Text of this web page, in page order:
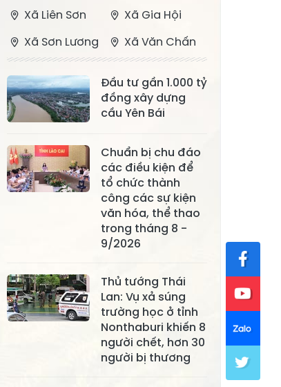
Xã Liên Sơn
Xã Gia Hội
Xã Sơn Lương
Xã Văn Chấn
Bằng La
Xã Chấn Thịnh
Xã Nghĩa Tâm
Xã Phong Dụ
Xã Châu Quế
Xã Lâm Giang
Xã Đông
Cuông
Xã Tân Hợp
Xã Xuân Ái
Xã Lâm
Xã Lục Yên
Xã Tân Lĩnh
Xã Khánh Hòa
Xã Phúc Lợi
Xã Cảm Nhân
Đầu tư gần 1.000 tỷ
đồng xây dựng
cầu Yên Bái
Chuẩn bị chu đáo
các điều kiện để
tổ chức thành
công các sự kiện
văn hóa, thể thao
trong tháng 8 -
9/2026
Thủ tướng Thái
Lan: Vụ xả súng
trường học ở tỉnh
Nonthaburi khiến 8
người chết, hơn 30
người bị thương